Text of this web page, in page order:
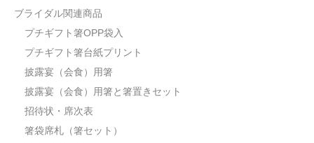
ブライダル関連商品
プチギフト箸OPP袋入
プチギフト箸台紙プリント
披露宴（会食）用箸
披露宴（会食）用箸と箸置きセット
招待状・席次表
箸袋席札（箸セット）